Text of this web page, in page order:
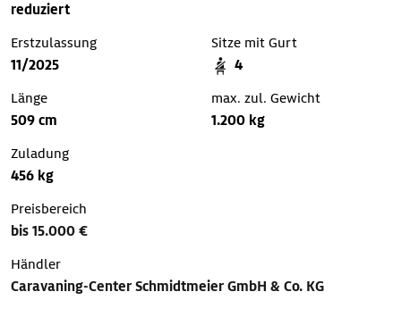
reduziert
Erstzulassung
11/2025
Sitze mit Gurt
4
Länge
509 cm
max. zul. Gewicht
1.200 kg
Zuladung
456 kg
Preisbereich
bis 15.000 €
Händler
Caravaning-Center Schmidtmeier GmbH & Co. KG